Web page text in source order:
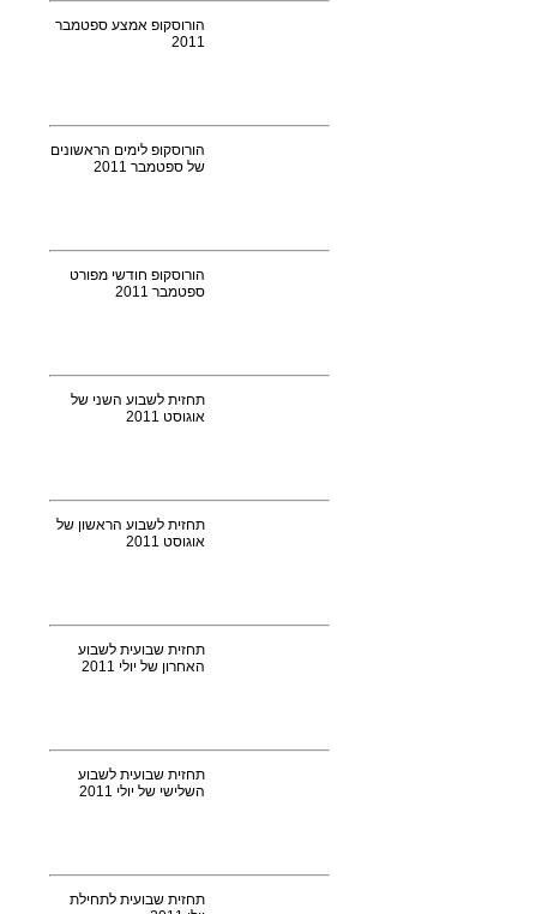
הורוסקופ אמצע ספטמבר
2011
הורוסקופ לימים הראשונים
של ספטמבר 2011
הורוסקופ חודשי מפורט
ספטמבר 2011
תחזית לשבוע השני של
אוגוסט 2011
תחזית לשבוע הראשון של
אוגוסט 2011
תחזית שבועית לשבוע
האחרון של יולי 2011
תחזית שבועית לשבוע
השלישי של יולי 2011
תחזית שבועית לתחילת